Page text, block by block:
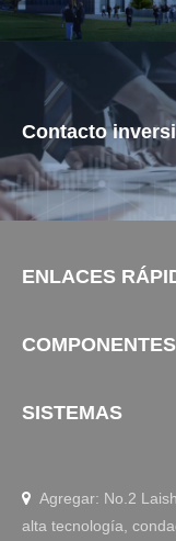
Contacto
ENLACES
COMPONENTES
SISTEMAS
 Agregar: No.2
alta tecnología,